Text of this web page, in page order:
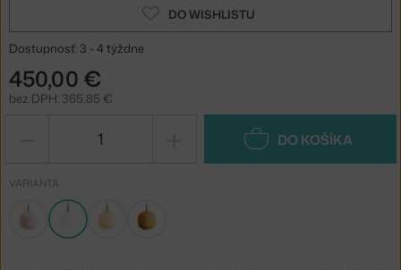
DO WISHLISTU
Dostupnosť: 3 - 4 týždne
450,00 €
bez DPH: 365,85 €
DO KOŠÍKA
VARIANTA